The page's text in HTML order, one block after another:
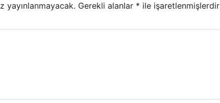
yayınlanmayacak. Gerekli alanlar * ile işaretlenmişlerdir